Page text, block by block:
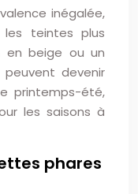
inégalée,
teintes plus
en beige ou un
devenir
printemps-été,
les saisons à
phares